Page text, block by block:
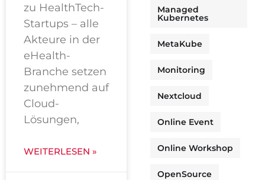
zu HealthTech-
Startups – alle
Akteure in der
eHealth-
Branche setzen
zunehmend auf
Cloud-
Lösungen,
WEITERLESEN »
Managed
Kubernetes
MetaKube
Monitoring
Nextcloud
Online Event
Online Workshop
OpenSource